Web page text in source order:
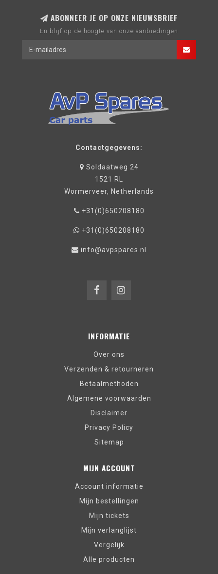
ABONNEER JE OP ONZE NIEUWSBRIEF
En blijf op de hoogte van onze aanbiedingen
Contactgegevens:
Soldaatweg 24
1521 RL
Wormerveer, Netherlands
+31(0)650208180
+31(0)650208180
info@avpspares.nl
INFORMATIE
Over ons
Verzenden & retourneren
Betaalmethoden
Algemene voorwaarden
Disclaimer
Privacy Policy
Sitemap
MIJN ACCOUNT
Account informatie
Mijn bestellingen
Mijn tickets
Mijn verlanglijst
Vergelijk
Alle producten